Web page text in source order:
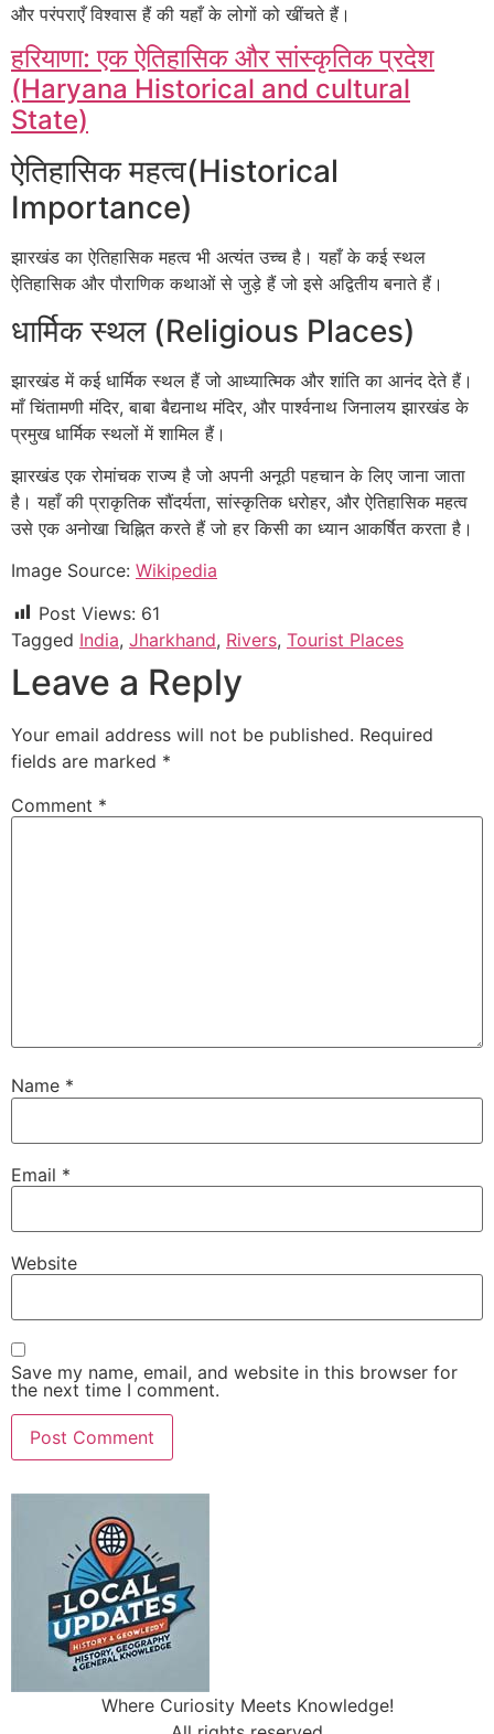
और परंपराएँ विश्वास हैं की यहाँ के लोगों को खींचते हैं।
हरियाणा: एक ऐतिहासिक और सांस्कृतिक प्रदेश
(Haryana Historical and cultural
State)
ऐतिहासिक महत्व(Historical
Importance)
झारखंड का ऐतिहासिक महत्व भी अत्यंत उच्च है। यहाँ के कई स्थल
ऐतिहासिक और पौराणिक कथाओं से जुड़े हैं जो इसे अद्वितीय बनाते हैं।
धार्मिक स्थल (Religious Places)
झारखंड में कई धार्मिक स्थल हैं जो आध्यात्मिक और शांति का आनंद देते हैं।
माँ चिंतामणी मंदिर, बाबा बैद्यनाथ मंदिर, और पार्श्वनाथ जिनालय झारखंड के
प्रमुख धार्मिक स्थलों में शामिल हैं।
झारखंड एक रोमांचक राज्य है जो अपनी अनूठी पहचान के लिए जाना जाता
है। यहाँ की प्राकृतिक सौंदर्यता, सांस्कृतिक धरोहर, और ऐतिहासिक महत्व
उसे एक अनोखा चिह्नित करते हैं जो हर किसी का ध्यान आकर्षित करता है।
Image Source: Wikipedia
Post Views: 61
Tagged India, Jharkhand, Rivers, Tourist Places
Leave a Reply
Your email address will not be published. Required
fields are marked *
Comment *
Name *
Email *
Website
Save my name, email, and website in this browser for
the next time I comment.
Where Curiosity Meets Knowledge!